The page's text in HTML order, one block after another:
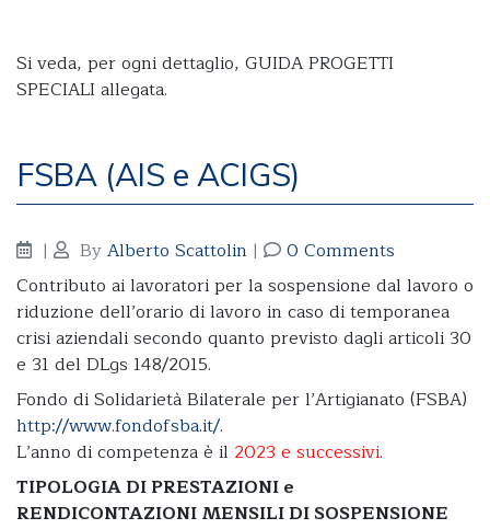
Si veda, per ogni dettaglio, GUIDA PROGETTI
SPECIALI allegata.
FSBA (AIS e ACIGS)
| ByAlberto Scattolin |
0 Comments
Contributo ai lavoratori per la sospensione dal lavoro o
riduzione dell’orario di lavoro in caso di temporanea
crisi aziendali secondo quanto previsto dagli articoli 30
e 31 del DLgs 148/2015.
Fondo di Solidarietà Bilaterale per l’Artigianato (FSBA)
http://www.fondofsba.it/.
L’anno di competenza è il 2023 e successivi.
TIPOLOGIA DI PRESTAZIONI e
RENDICONTAZIONI MENSILI DI SOSPENSIONE